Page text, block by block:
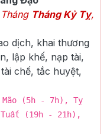
Tháng Kỷ Tỵ,
dịch, khai thương
lập khế, nạp tài,
chế, tắc huyệt,
(5h - 7h), Tỵ
(19h - 21h),